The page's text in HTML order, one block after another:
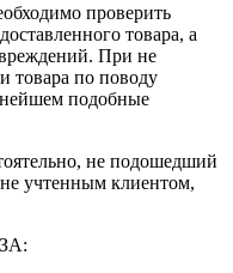
проверить
товара, а
При не
товара по поводу
подобные
не подошедший
учтенным клиентом,